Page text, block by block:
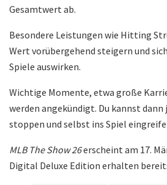
Gesamtwert ab.
Besondere Leistungen wie Hitting
Wert vorübergehend steigern und
Spiele auswirken.
Wichtige Momente, etwa große
werden angekündigt. Du kannst
stoppen und selbst ins Spiel
MLB The Show 26erscheint am 17.
Digital Deluxe Edition erhalten